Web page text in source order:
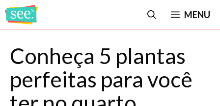
Pular
para
conteúdo
MENU
Conheça 5 plantas
perfeitas para você